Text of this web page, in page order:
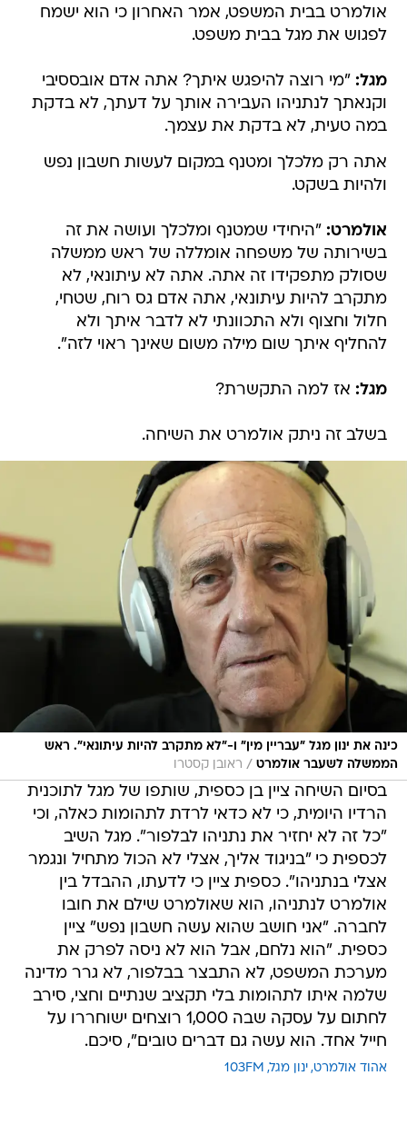
אולמרט בבית המשפט, אמר האחרון כי הוא ישמח
לפגוש את מגל בבית משפט.
מגל: "מי רוצה להיפגש איתך? אתה אדם אובססיבי
וקנאתך לנתניהו העבירה אותך על דעתך, לא בדקת
במה טעית, לא בדקת את עצמך.
אתה רק מלכלך ומטנף במקום לעשות חשבון נפש
ולהיות בשקט.
אולמרט: "היחידי שמטנף ומלכלך ועושה את זה
בשירותה של משפחה אומללה של ראש ממשלה
שסולק מתפקידו זה אתה. אתה לא עיתונאי, לא
מתקרב להיות עיתונאי, אתה אדם גס רוח, שטחי,
חלול וחצוף ולא התכוונתי לא לדבר איתך ולא
להחליף איתך שום מילה משום שאינך ראוי לזה".
מגל: אז למה התקשרת?
בשלב זה ניתק אולמרט את השיחה.
כינה את ינון מגל "עבריין מין" ו-"לא מתקרב להיות עיתונאי". ראש
הממשלה לשעבר אולמרט / ראובן קסטרו
בסיום השיחה ציין בן כספית, שותפו של מגל לתוכנית
הרדיו היומית, כי לא כדאי לרדת לתהומות כאלה, וכי
"כל זה לא יחזיר את נתניהו לבלפור". מגל השיב
לכספית כי "בניגוד אליך, אצלי לא הכול מתחיל ונגמר
אצלי בנתניהו". כספית ציין כי לדעתו, ההבדל בין
אולמרט לנתניהו, הוא שאולמרט שילם את חובו
לחברה. "אני חושב שהוא עשה חשבון נפש" ציין
כספית. "הוא נלחם, אבל הוא לא ניסה לפרק את
מערכת המשפט, לא התבצר בבלפור, לא גרר מדינה
שלמה איתו לתהומות בלי תקציב שנתיים וחצי, סירב
לחתום על עסקה שבה 1,000 רוצחים ישוחררו על
חייל אחד. הוא עשה גם דברים טובים", סיכם.
אהוד אולמרט ינון מגל 103FM